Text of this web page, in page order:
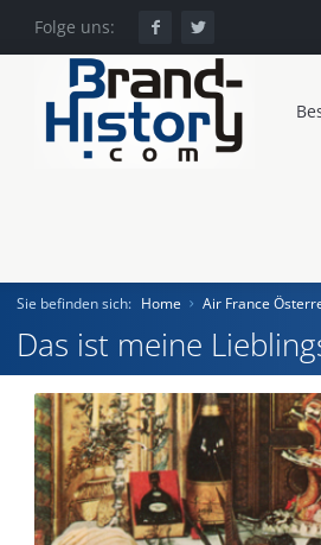
Folge uns:
Home
Einst und Heute
Marken
Sie befinden sich: Home Air France
Das ist meine